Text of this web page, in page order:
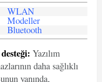
WLAN
Modeller
Bluetooth
Yazılım
daha sağlıklı
yanında,